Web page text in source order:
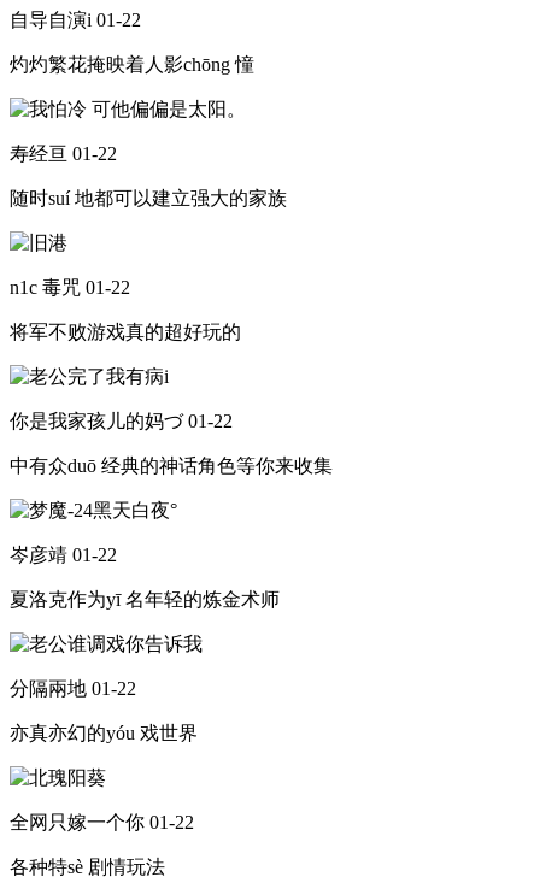
自导自演i 01-22
灼灼繁花掩映着人影chōng 憧
寿经亘 01-22
随时suí 地都可以建立强大的家族
n1c 毒咒 01-22
将军不败游戏真的超好玩的
你是我家孩儿的妈づ 01-22
中有众duō 经典的神话角色等你来收集
岑彦靖 01-22
夏洛克作为yī 名年轻的炼金术师
分隔兩地 01-22
亦真亦幻的yóu 戏世界
全网只嫁一个你 01-22
各种特sè 剧情玩法